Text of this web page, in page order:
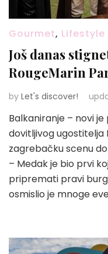
Gourmet, Lifestyle
Još danas
RougeMarin
by Let's discover!
Balkaniranje – novi
dovitljivog ugostitelja
zagrebačku scenu
– Medak je bio prvi
pripremati pravi
osmislio je mnoge